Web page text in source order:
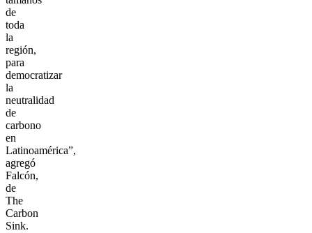
de
toda
la
región,
para
democratizar
la
neutralidad
de
carbono
en
Latinoamérica”,
agregó
Falcón,
de
The
Carbon
Sink.